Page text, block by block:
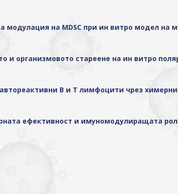
модулация на MDSC при ин витро модел на
и организмовото стареене на ин витро
автореактивни В и Т лимфоцити чрез
ефективност и имуномодулиращата